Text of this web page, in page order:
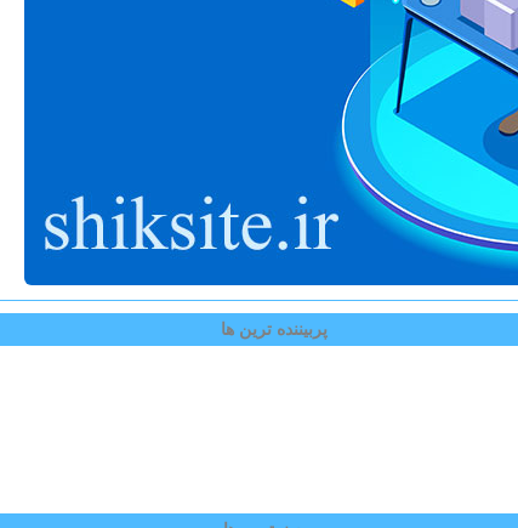
پربیننده ترین ها